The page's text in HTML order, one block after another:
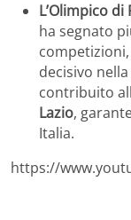
L’Olimpico di
ha segnato
decisivo
contribuito
Lazio,
Italia.
https://